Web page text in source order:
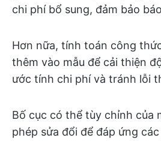
chi phí bổ sung, đảm bảo
Hơn nữa, tính toán công
thêm vào mẫu để cải thiện
ước tính chi phí và tránh lỗi
Bố cục có thể tùy chỉnh của
phép sửa đổi để đáp ứng